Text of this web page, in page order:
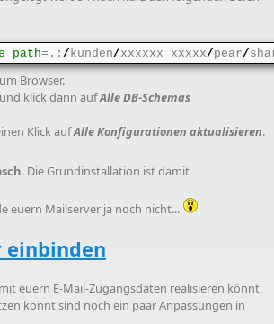
=.: /kunden/xxxxxx_xxxxx/pear/
Browser.
klick dann aufAlle DB-Schemas
Klick aufAlle Konfigurationen aktualisieren.
Die Grundinstallation ist damit
euern Mailserver ja noch nicht...
einbinden
euern E-Mail-Zugangsdaten realisieren könnt,
könnt sind noch ein paar Anpassungen in